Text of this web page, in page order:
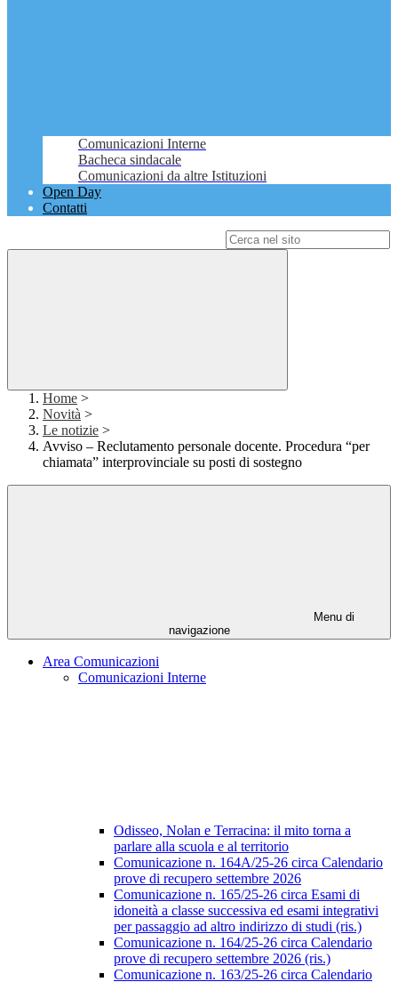
Comunicazioni Interne
Bacheca sindacale
Comunicazioni da altre Istituzioni
Open Day
Contatti
Home >
Novità >
Le notizie >
Avviso – Reclutamento personale docente. Procedura “per
chiamata” interprovinciale su posti di sostegno
Menu di
navigazione
Area Comunicazioni
Comunicazioni Interne
Odisseo, Nolan e Terracina: il mito torna a
parlare alla scuola e al territorio
Comunicazione n. 164A/25-26 circa Calendario
prove di recupero settembre 2026
Comunicazione n. 165/25-26 circa Esami di
idoneità a classe successiva ed esami integrativi
per passaggio ad altro indirizzo di studi (ris.)
Comunicazione n. 164/25-26 circa Calendario
prove di recupero settembre 2026 (ris.)
Comunicazione n. 163/25-26 circa Calendario